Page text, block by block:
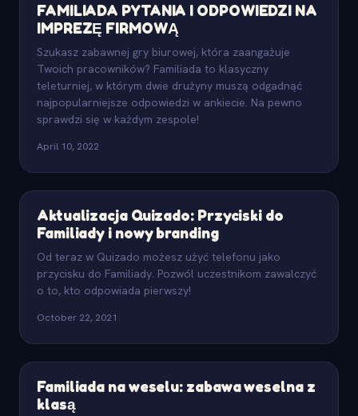
FAMILIADA PYTANIA I ODPOWIEDZI NA
IMPREZĘ FIRMOWĄ
Szukasz zabawnej gry biurowej, która zaangażuje
Twoich pracowników? Familiada to klasyczny
teleturniej, w którym dwie drużyny muszą odgadnąć
najpopularniejsze odpowiedzi w ankiecie. Na pewno
sprawdzi się w każdym zespole!
April 10, 2022
Aktualizacja Quizado: Przyciski do
Familiady i nowy branding
Od teraz w Quizado możesz użyć telefonu jako
przycisku do Familiady. Pozwól uczestnikom zawalczyć
o to, kto odpowiada pierwszy!
October 22, 2021
Familiada na weselu: zabawa weselna z
klasą